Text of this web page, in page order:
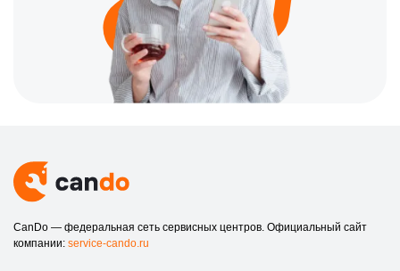
CanDo — федеральная сеть сервисных центров. Официальный сайт
компании: service-cando.ru